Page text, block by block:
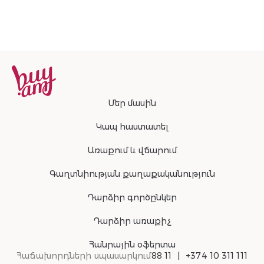
Մեր մասին
Կապ հաստատել
Առաքում և վճարում
Գաղտնիության քաղաքականություն
Դարձիր գործընկեր
Դարձիր առաքիչ
Հանրային օֆերտա
Հաճախորդների սպասարկում88 11 +374 10 311 111